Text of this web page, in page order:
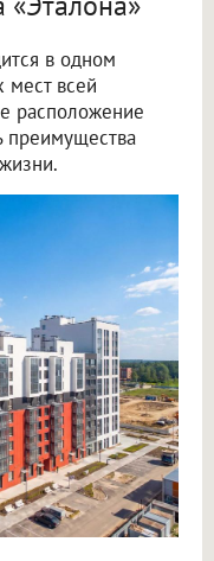
в одном
всей
расположение
преимущества